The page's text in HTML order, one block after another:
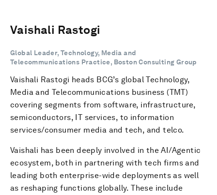
Vaishali Rastogi
Global Leader, Technology, Media and
Telecommunications Practice, Boston Consulting Group
Vaishali Rastogi heads BCG’s global Technology,
Media and Telecommunications business (TMT)
covering segments from software, infrastructure,
semiconductors, IT services, to information
services/consumer media and tech, and telco.
Vaishali has been deeply involved in the AI/Agentic
ecosystem, both in partnering with tech firms and
leading both enterprise-wide deployments as well
as reshaping functions globally. These include